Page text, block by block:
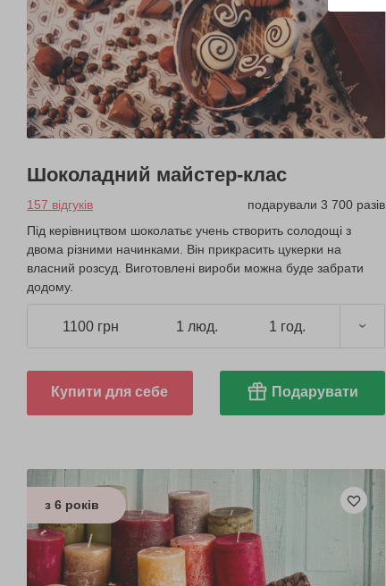
Шоколадний майстер-клас
157 відгуків
подарували 3 700 разів
Під керівництвом шоколатьє учень створить солодощі з
двома різними начинками. Він прикрасить цукерки на
власний розсуд. Виготовлені вироби можна буде забрати
додому.
1100 грн 1 люд. 1 год.
Купити для себе Подарувати
з 6 років